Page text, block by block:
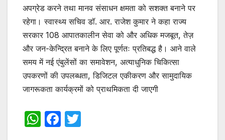
अपग्रेड करने तथा मानव संसाधन क्षमता को सशक्त बनाने पर
रहेगा। स्वास्थ्य सचिव डॉ. आर. राजेश कुमार ने कहा राज्य
सरकार 108 आपातकालीन सेवा को और अधिक मजबूत, तेज़
और जन-केन्द्रित बनाने के लिए पूर्णतः प्रतिबद्ध है। आने वाले
समय में नई एंबुलेंसों का समावेशन, अत्याधुनिक चिकित्सा
उपकरणों की उपलब्धता, डिजिटल एकीकरण और सामुदायिक
जागरूकता कार्यक्रमों को प्राथमिकता दी जाएगी
W F